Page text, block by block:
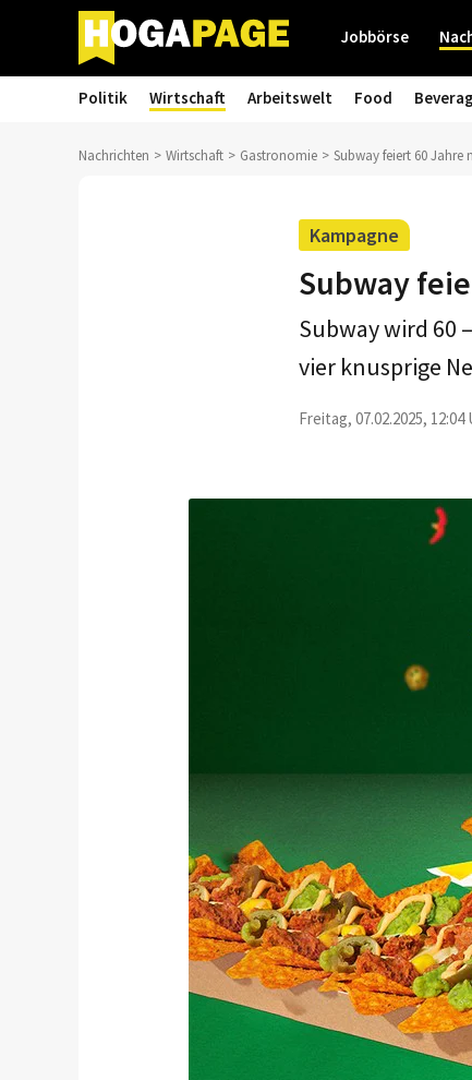
Jobbörse
Politik Wirtschaft Arbeitswelt Food
Nachrichten Wirtschaft Gastronomie Subway feiert 60 Jahre
Kampagne
Subway
Subway wird 60
vier knusprige
Freitag, 07.02.2025, 12:04